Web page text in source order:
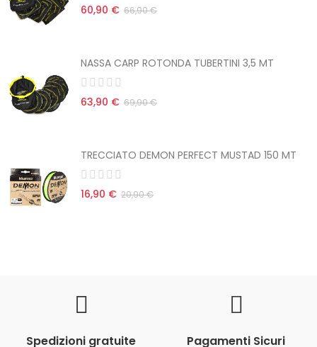
60,90 € 66,90 €
NASSA CARP ROTONDA TUBERTINI 3,5 MT
63,90 € 69,90 €
TRECCIATO DEMON PERFECT MUSTAD 150 MT
16,90 € 20,90 €
Spedizioni gratuite Pagamenti Sicuri